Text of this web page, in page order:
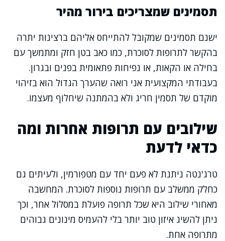
תסמינים שמצריכים בירור מהיר
ישנם תסמינים שמקובל להתייחס אליהם ברצינות יתרה
בהקשר לתרופות לסוכרת, כמו כאב בטן חזק ומתמשך עם
בחילה או הקאות, או נפיחות פתאומית בפנים ובגרון.
בעבודתי המקצועית אני רואה שהערך הגדול הוא בזיהוי
מוקדם של תסמין חריג ולא בהמתנה שיחלוף מעצמו.
שילובים עם תרופות אחרות ומה
כדאי לדעת
טרג'נטה ניתנת לא פעם יחד עם מטפורמין, ולעיתים גם
כחלק ממשלב עם תרופות נוספות לסוכרת. המחשבה
מאחורי שילוב היא שכל תרופה פועלת במסלול אחר, וכך
ניתן להשיג איזון טוב יותר בלי להעמיס מינונים גבוהים
מתרופה אחת.